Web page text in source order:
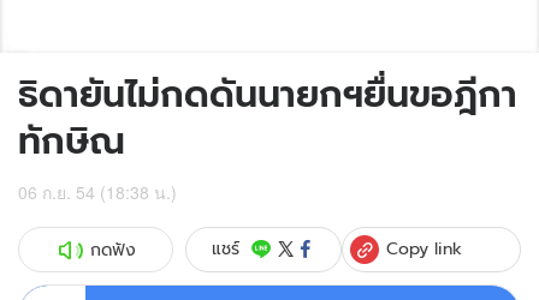
ธิดายันไม่กดดันนายกฯยื่นขอฎีกา
ทักษิณ
06 ก.ย. 54 (18:38 น.)
กดฟัง แชร์ Copy link